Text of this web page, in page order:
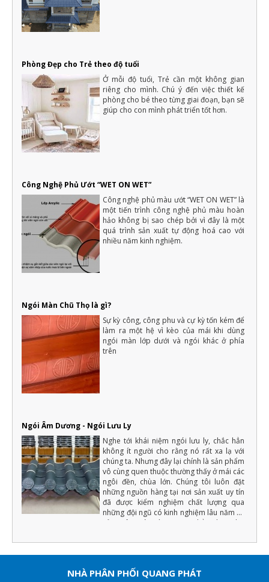
Phòng Đẹp cho Trẻ theo độ tuổi
Ở mỗi độ tuổi, Trẻ cần một không gian
riêng cho mình. Chú ý đến việc thiết kế
phòng cho bé theo từng giai đoạn, bạn sẽ
giúp cho con mình phát triển tốt hơn.
Công Nghệ Phủ Ướt “WET ON WET”
Công nghệ phủ màu ướt “WET ON WET” là
một tiến trình công nghệ phủ màu hoàn
hảo không bị sao chép bởi vì đây là một
quá trình sản xuất tự động hoá cao với
nhiều năm kinh nghiệm.
Ngói Màn Chũ Thọ là gì?
Sự kỳ công, công phu và cự kỳ tốn kém để
làm ra một hệ vì kèo của mái khi dùng
ngói màn lớp dưới và ngói khác ở phía
trên
Ngói Âm Dương - Ngói Lưu Ly
Nghe tới khái niệm ngói lưu ly, chắc hẳn
không ít người cho rằng nó rất xa lạ với
chúng ta. Nhưng đây lại chính là sản phẩm
vô cùng quen thuộc thường thấy ở mái các
ngôi đền, chùa lớn. Chúng tôi luôn đặt
những nguồn hàng tại nơi sản xuất uy tín
đã được kiểm nghiệm chất lượng qua
những đội ngũ có kinh nghiệm lâu năm về
sản xuât ngói tráng men (Chẳng hạn như
ngói phải đảm bảo độ cứng, tải trọng uốn,
độ bền với khí hậu... ) nếu đạt những yếu
NHÀ PHÂN PHỐI QUANG PHÁT